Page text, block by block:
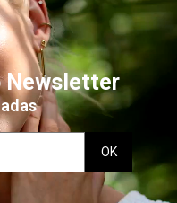
Newsletter